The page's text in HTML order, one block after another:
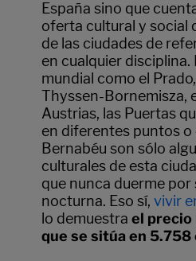
España sino que
oferta cultural y social
de las ciudades de
en cualquier
mundial como el
Thyssen-Bornemisza,
Austrias, las Puertas
en diferentes puntos
Bernabéu son sólo
culturales de esta
que nunca duerme por
nocturna. Eso sí, vivir
lo demuestra el precio
que se sitúa en